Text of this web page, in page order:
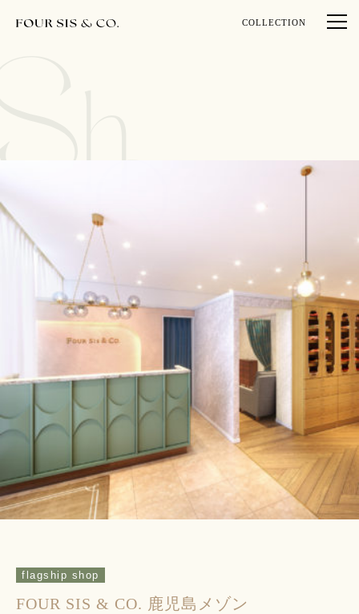
COLLECTION
flagship shop
FOUR SIS & CO. 鹿児島メゾン